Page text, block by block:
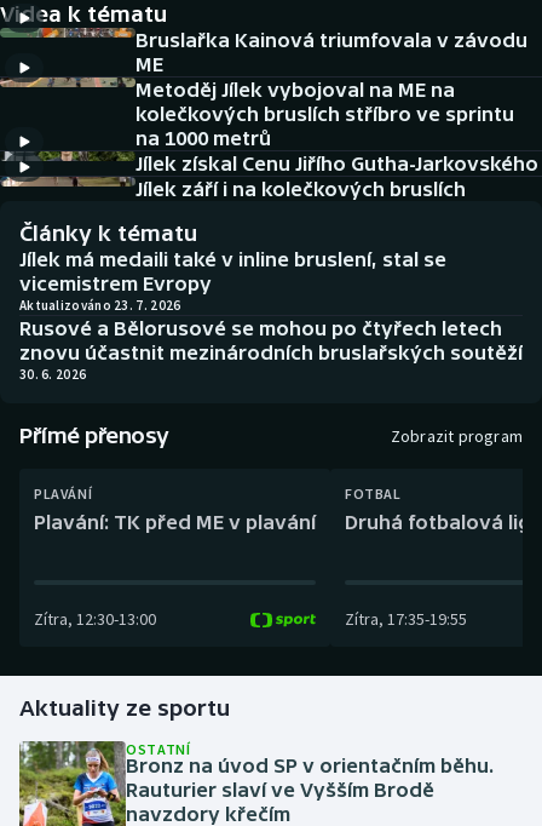
DALŠÍ SPORTY
Americký fotbal
Baseball a softbal
Biatlon
Boby a skeleton
Curling
Dostihy
Futsal
Golf
Gymnastika
Házená
NEPŘEHLÉDNĚTE
Soutěže
Aplikace ČT sport
AZ kvíz
Videa k tématu
Bruslařka Kainová triumfovala v závodu
ME
Metoděj Jílek vybojoval na ME na
kolečkových bruslích stříbro ve sprintu
na 1000 metrů
Jílek získal Cenu Jiřího Gutha-Jarkovského
Jílek září i na kolečkových bruslích
Články k tématu
Jílek má medaili také v inline bruslení, stal se
vicemistrem Evropy
Aktualizováno 23. 7. 2026
Rusové a Bělorusové se mohou po čtyřech letech
znovu účastnit mezinárodních bruslařských soutěží
30. 6. 2026
Přímé přenosy Zobrazit program
PLAVÁNÍ
Plavání: TK před ME v plavání
Zítra, 12:30-13:00
FOTBAL
Druhá fotbalová
Zítra, 17:35-19:55
Aktuality ze sportu
OSTATNÍ
Bronz na úvod SP v orientačním běhu.
Rauturier slaví ve Vyšším Brodě
navzdory křečím